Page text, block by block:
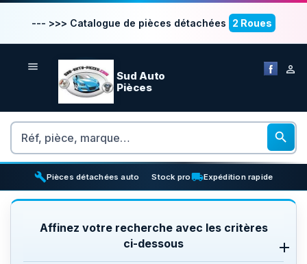
--- >>> Catalogue de pièces détachées 2 Roues
 
Sud Auto
Pièces
Rechercher

buildPièces détachées auto inventory_2
Stock prolocal_shippingExpédition rapide
Affinez votre recherche avec les critères
ci-dessous